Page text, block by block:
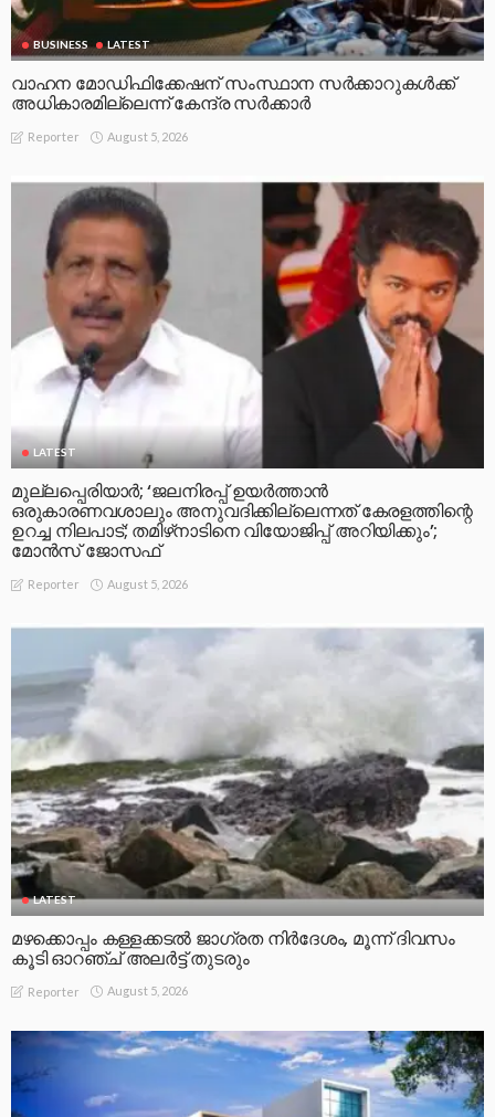
BUSINESS LATEST
വാഹന മോഡിഫിക്കേഷന് സംസ്ഥാന സർക്കാറുകൾക്ക്
അധികാരമില്ലെന്ന് കേന്ദ്ര സർക്കാർ
Reporter August 5, 2026
LATEST
മുല്ലപ്പെരിയാര്‍; ‘ജലനിരപ്പ് ഉയര്‍ത്താന്‍
ഒരുകാരണവശാലും അനുവദിക്കില്ലെന്നത് കേരളത്തിന്റെ
ഉറച്ച നിലപാട്; തമിഴ്‌നാടിനെ വിയോജിപ്പ് അറിയിക്കും’;
മോന്‍സ് ജോസഫ്
Reporter August 5, 2026
LATEST
മഴക്കൊപ്പം കള്ളക്കടൽ ജാഗ്രത നിർദേശം, മൂന്ന് ദിവസം
കൂടി ഓറഞ്ച് അലർട്ട് തുടരും
Reporter August 5, 2026